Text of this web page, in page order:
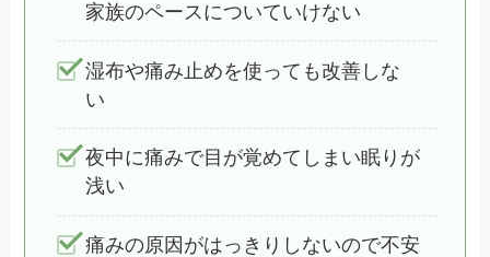
家族のペースについていけない
湿布や痛み止めを使っても改善しな
い
夜中に痛みで目が覚めてしまい眠りが
浅い
痛みの原因がはっきりしないので不安